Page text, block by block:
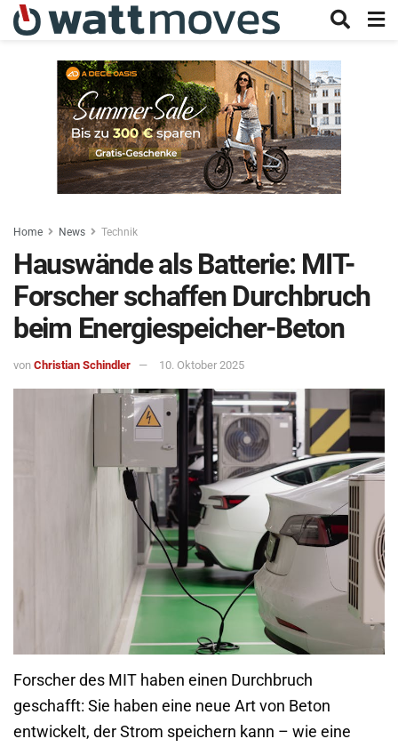
Home News Technik
Hauswände als Batterie: MIT-
Forscher schaffen Durchbruch
beim Energiespeicher-Beton
von Christian Schindler 10. Oktober 2025
Forscher des MIT haben einen Durchbruch
geschafft: Sie haben eine neue Art von Beton
entwickelt, der Strom speichern kann – wie eine